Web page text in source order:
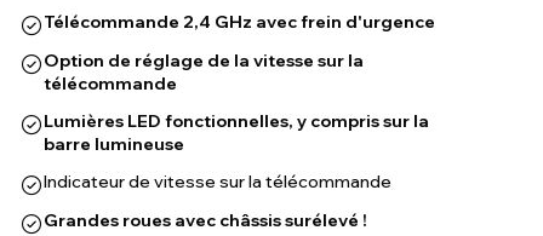
Télécommande 2,4 GHz avec frein d'urgence
Option de réglage de la vitesse sur la
télécommande
Lumières LED fonctionnelles, y compris sur la
barre lumineuse
Indicateur de vitesse sur la télécommande
Grandes roues avec châssis surélevé !